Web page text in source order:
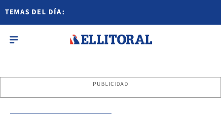
TEMAS DEL DÍA:
PUBLICIDAD